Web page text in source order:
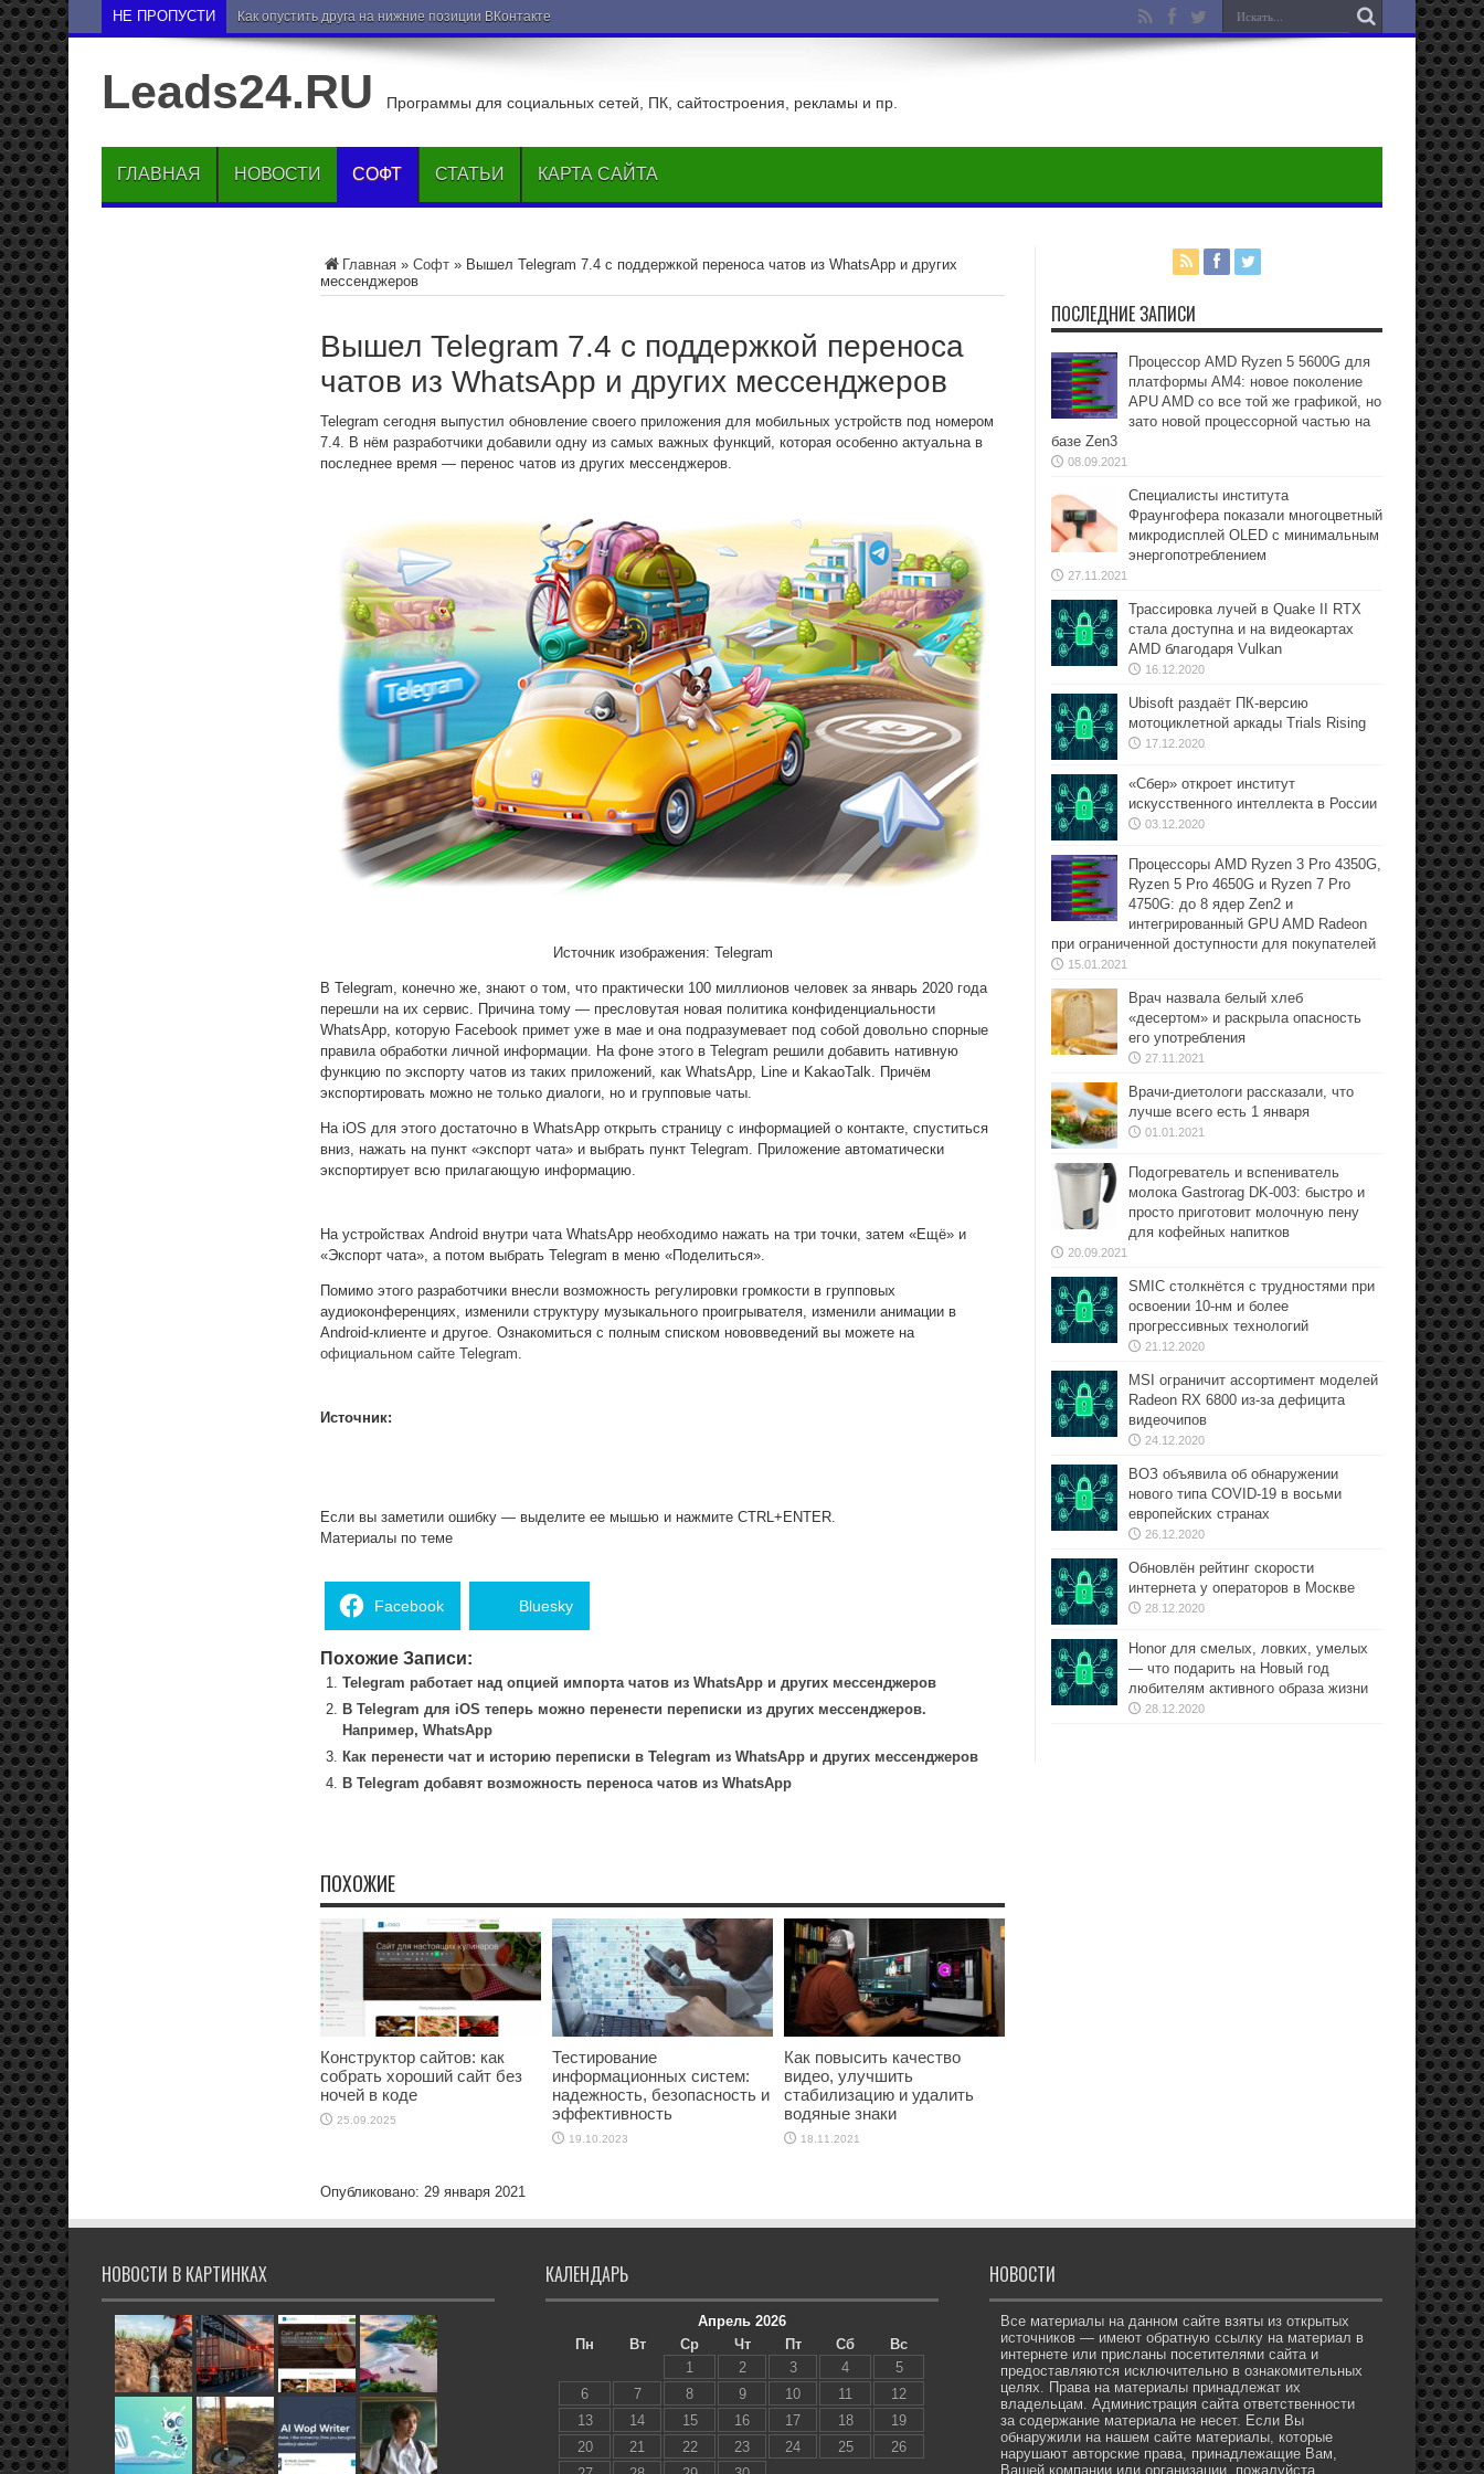
НЕ ПРОПУСТИ Как опустить друга на нижние позиции ВКонтакте
Leads24.RU Программы для социальных сетей, ПК, сайтостроения, рекламы и пр.
ГЛАВНАЯ НОВОСТИ СОФТ СТАТЬИ КАРТА САЙТА
Главная » Софт » Вышел Telegram 7.4 с поддержкой переноса чатов из WhatsApp и других
мессенджеров
Вышел Telegram 7.4 с поддержкой переноса
чатов из WhatsApp и других мессенджеров
Telegram сегодня выпустил обновление своего приложения для мобильных устройств под номером
7.4. В нём разработчики добавили одну из самых важных функций, которая особенно актуальна в
последнее время — перенос чатов из других мессенджеров.
Источник изображения: Telegram
В Telegram, конечно же, знают о том, что практически 100 миллионов человек за январь 2020 года
перешли на их сервис. Причина тому — пресловутая новая политика конфиденциальности
WhatsApp, которую Facebook примет уже в мае и она подразумевает под собой довольно спорные
правила обработки личной информации. На фоне этого в Telegram решили добавить нативную
функцию по экспорту чатов из таких приложений, как WhatsApp, Line и KakaoTalk. Причём
экспортировать можно не только диалоги, но и групповые чаты.
На iOS для этого достаточно в WhatsApp открыть страницу с информацией о контакте, спуститься
вниз, нажать на пункт «экспорт чата» и выбрать пункт Telegram. Приложение автоматически
экспортирует всю прилагающую информацию.
На устройствах Android внутри чата WhatsApp необходимо нажать на три точки, затем «Ещё» и
«Экспорт чата», а потом выбрать Telegram в меню «Поделиться».
Помимо этого разработчики внесли возможность регулировки громкости в групповых
аудиоконференциях, изменили структуру музыкального проигрывателя, изменили анимации в
Android-клиенте и другое. Ознакомиться с полным списком нововведений вы можете на
официальном сайте Telegram.
Источник:
Если вы заметили ошибку — выделите ее мышью и нажмите CTRL+ENTER.
Материалы по теме
Facebook Bluesky
Похожие Записи:
Telegram работает над опцией импорта чатов из WhatsApp и других мессенджеров
В Telegram для iOS теперь можно перенести переписки из других мессенджеров.
Например, WhatsApp
Как перенести чат и историю переписки в Telegram из WhatsApp и других мессенджеров
В Telegram добавят возможность переноса чатов из WhatsApp
ПОХОЖИЕ
Конструктор сайтов: как
собрать хороший сайт без
ночей в коде
25.09.2025
Тестирование
информационных систем:
надежность, безопасность и
эффективность
19.10.2023
Как повысить качество
видео, улучшить
стабилизацию и удалить
водяные знаки
18.11.2021
Опубликовано: 29 января 2021
ПОСЛЕДНИЕ ЗАПИСИ
Процессор AMD Ryzen 5 5600G для
платформы АМ4: новое поколение
APU AMD со все той же графикой, но
зато новой процессорной частью на
базе Zen3
08.09.2021
Специалисты института
Фраунгофера показали многоцветный
микродисплей OLED с минимальным
энергопотреблением
27.11.2021
Трассировка лучей в Quake II RTX
стала доступна и на видеокартах
AMD благодаря Vulkan
16.12.2020
Ubisoft раздаёт ПК-версию
мотоциклетной аркады Trials Rising
17.12.2020
«Сбер» откроет институт
искусственного интеллекта в России
03.12.2020
Процессоры AMD Ryzen 3 Pro 4350G,
Ryzen 5 Pro 4650G и Ryzen 7 Pro
4750G: до 8 ядер Zen2 и
интегрированный GPU AMD Radeon
при ограниченной доступности для покупателей
15.01.2021
Врач назвала белый хлеб
«десертом» и раскрыла опасность
его употребления
27.11.2021
Врачи-диетологи рассказали, что
лучше всего есть 1 января
01.01.2021
Подогреватель и вспениватель
молока Gastrorag DK-003: быстро и
просто приготовит молочную пену
для кофейных напитков
20.09.2021
SMIC столкнётся с трудностями при
освоении 10-нм и более
прогрессивных технологий
21.12.2020
MSI ограничит ассортимент моделей
Radeon RX 6800 из-за дефицита
видеочипов
24.12.2020
ВОЗ объявила об обнаружении
нового типа COVID-19 в восьми
европейских странах
26.12.2020
Обновлён рейтинг скорости
интернета у операторов в Москве
28.12.2020
Honor для смелых, ловких, умелых
— что подарить на Новый год
любителям активного образа жизни
28.12.2020
НОВОСТИ В КАРТИНКАХ КАЛЕНДАРЬ
Апрель 2026
Пн
Вт Ср Чт Пт Сб
Вс
1
2 3 4
5
6
7 8 9 10 11
12
13
14 15 16 17 18
19
20
21 22 23 24 25
26
НОВОСТИ
Все материалы на данном сайте взяты из открытых
источников — имеют обратную ссылку на материал в
интернете или присланы посетителями сайта и
предоставляются исключительно в ознакомительных
целях. Права на материалы принадлежат их
владельцам. Администрация сайта ответственности
за содержание материала не несет. Если Вы
обнаружили на нашем сайте материалы, которые
нарушают авторские права, принадлежащие Вам,
Вашей компании или организации, пожалуйста,